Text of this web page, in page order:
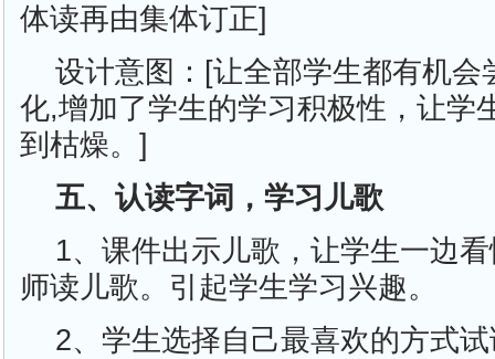
体读再由集体订正]
设计意图：[让全部学生都有机会
化,增加了学生的学习积极性，让学
到枯燥。]
五、认读字词，学习儿歌
1、课件出示儿歌，让学生一边
师读儿歌。引起学生学习兴趣。
2、学生选择自己最喜欢的方式